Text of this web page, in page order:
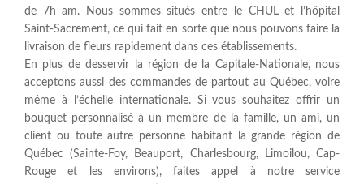
de 7h am. Nous sommes situés entre le CHUL et l’hôpital
Saint-Sacrement, ce qui fait en sorte que nous pouvons faire la
livraison de fleurs rapidement dans ces établissements.
En plus de desservir la région de la Capitale-Nationale, nous
acceptons aussi des commandes de partout au Québec, voire
même à l’échelle internationale. Si vous souhaitez offrir un
bouquet personnalisé à un membre de la famille, un ami, un
client ou toute autre personne habitant la grande région de
Québec (Sainte-Foy, Beauport, Charlesbourg, Limoilou, Cap-
Rouge et les environs), faites appel à notre service